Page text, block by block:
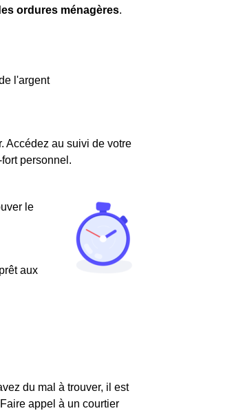
ordures ménagères.
l'argent
Accédez au suivi de votre
personnel.
le
aux
du mal à trouver, il est
appel à un courtier